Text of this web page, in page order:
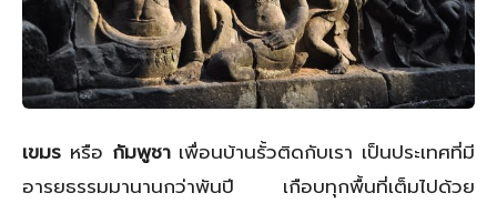
เขมร หรือ กัมพูชาเพื่อนบ้านรั้วติดกับเรา เป็นประเทศที่มี
อารยธรรมมานานกว่าพันปี เกือบทุกพื้นที่เต็มไปด้วย